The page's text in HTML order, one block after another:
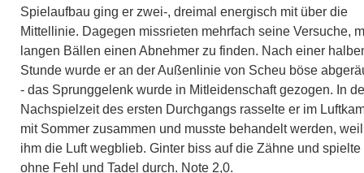
Spielaufbau ging er zwei-, dreimal energisch mit über die
Mittellinie. Dagegen missrieten mehrfach seine Versuche,
langen Bällen einen Abnehmer zu finden. Nach einer
Stunde wurde er an der Außenlinie von Scheu böse
- das Sprunggelenk wurde in Mitleidenschaft gezogen. In
Nachspielzeit des ersten Durchgangs rasselte er im
mit Sommer zusammen und musste behandelt werden, weil
ihm die Luft wegblieb. Ginter biss auf die Zähne und spielte
ohne Fehl und Tadel durch. Note 2,0.